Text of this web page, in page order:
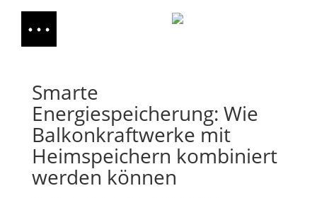
Smarte
Energiespeicherung: Wie
Balkonkraftwerke mit
Heimspeichern kombiniert
werden können